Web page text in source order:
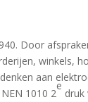
Door
winkels,
aan
1010 2
e
druk